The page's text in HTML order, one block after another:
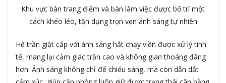
Khu vực bàn trang điểm và bàn làm việc được bố trí một
cách khéo léo, tận dụng trọn vẹn ánh sáng tự nhiên
Hệ trần giật cấp với ánh sáng hắt chạy viền được xử lý tinh
tế, mang lại cảm giác trần cao và không gian thoáng đãng
hơn. Ánh sáng không chỉ để chiếu sáng, mà còn dẫn dắt